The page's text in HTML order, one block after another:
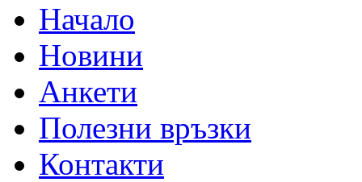
Начало
Новини
Анкети
Полезни връзки
Контакти